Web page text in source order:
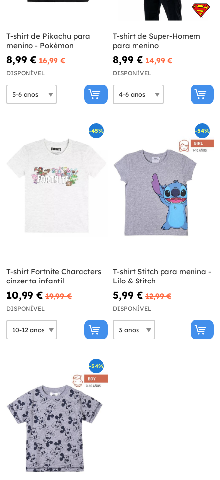
T-shirt de Pikachu para
menino - Pokémon
8,99 € 16,99 €
DISPONÍVEL
T-shirt de Super-Homem
para menino
8,99 € 14,99 €
DISPONÍVEL
-45%
T-shirt Fortnite Characters
cinzenta infantil
10,99 € 19,99 €
DISPONÍVEL
-54%
T-shirt Stitch para menina -
Lilo & Stitch
5,99 € 12,99 €
DISPONÍVEL
-54%